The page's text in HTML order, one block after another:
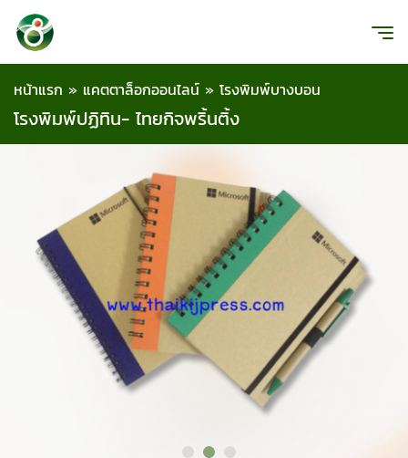
หน้าแรก » แคตตาล็อกออนไลน์ » โรงพิมพ์บางบอน
โรงพิมพ์ปฏิทิน- ไทยกิจพริ้นติ้ง